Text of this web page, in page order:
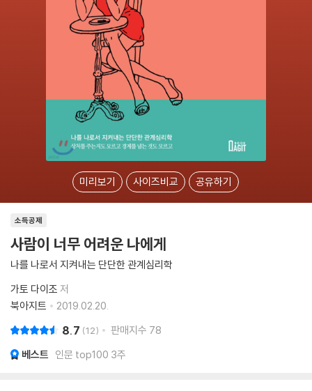
미리보기 사이즈비교 공유하기
소득공제
사람이 너무 어려운 나에게
나를 나로서 지켜내는 단단한 관계심리학
가토 다이조 저
북아지트
2019.02.20.
8.7 12 판매지수 78
베스트 인문 top100 3주